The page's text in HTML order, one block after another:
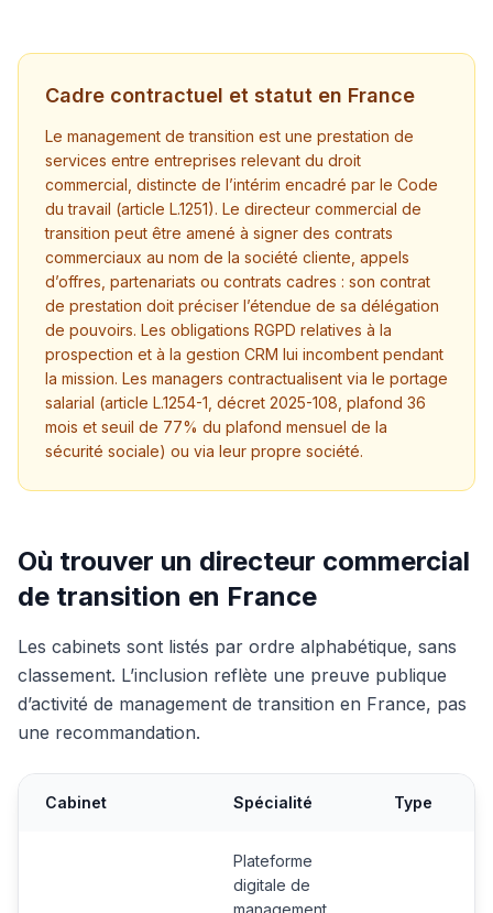
Cadre contractuel et statut en France
Le management de transition est une prestation de
services entre entreprises relevant du droit
commercial, distincte de l’intérim encadré par le Code
du travail (article L.1251). Le directeur commercial de
transition peut être amené à signer des contrats
commerciaux au nom de la société cliente, appels
d’offres, partenariats ou contrats cadres : son contrat
de prestation doit préciser l’étendue de sa délégation
de pouvoirs. Les obligations RGPD relatives à la
prospection et à la gestion CRM lui incombent pendant
la mission. Les managers contractualisent via le portage
salarial (article L.1254-1, décret 2025-108, plafond 36
mois et seuil de 77% du plafond mensuel de la
sécurité sociale) ou via leur propre société.
Où trouver un directeur commercial
de transition en France
Les cabinets sont listés par ordre alphabétique, sans
classement. L’inclusion reflète une preuve publique
d’activité de management de transition en France, pas
une recommandation.
Cabinet Spécialité Type
Plateforme
digitale de
management